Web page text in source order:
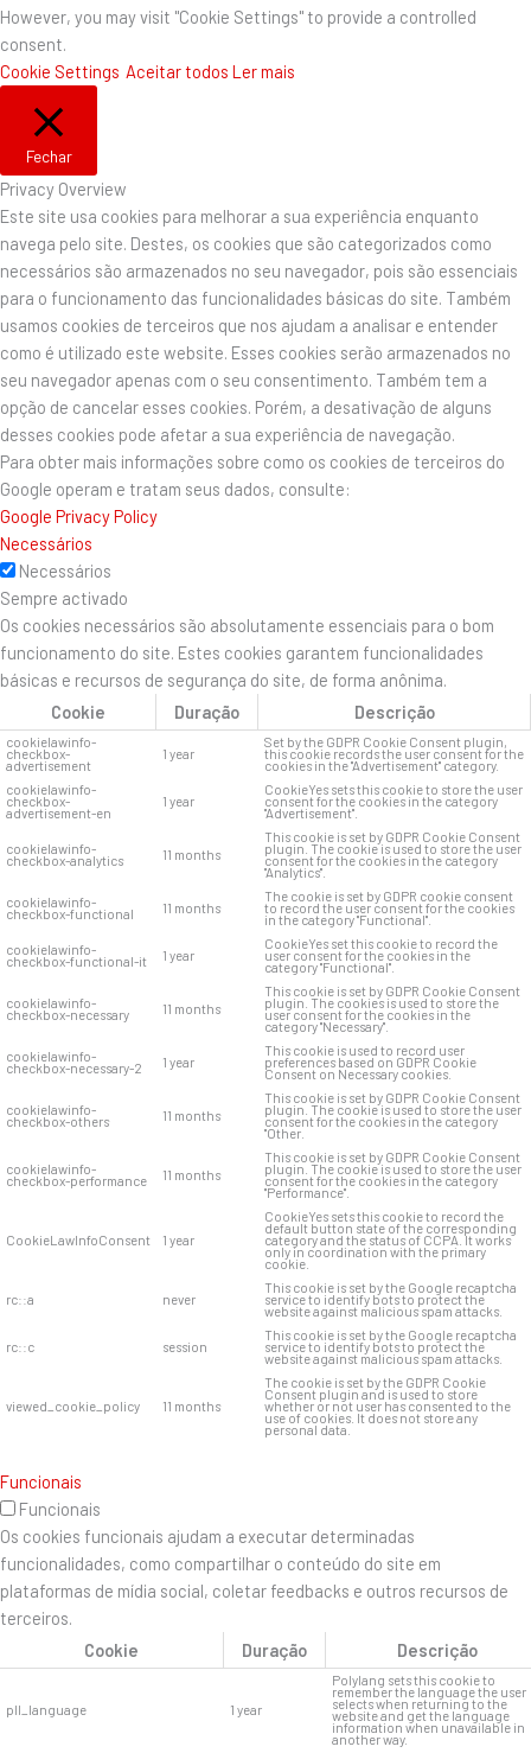
However, you may visit "Cookie Settings" to provide a controlled
consent.
Cookie Settings Aceitar todos Ler mais
Fechar
Privacy Overview
Este site usa cookies para melhorar a sua experiência enquanto
navega pelo site. Destes, os cookies que são categorizados como
necessários são armazenados no seu navegador, pois são essenciais
para o funcionamento das funcionalidades básicas do site. Também
usamos cookies de terceiros que nos ajudam a analisar e entender
como é utilizado este website. Esses cookies serão armazenados no
seu navegador apenas com o seu consentimento. Também tem a
opção de cancelar esses cookies. Porém, a desativação de alguns
desses cookies pode afetar a sua experiência de navegação.
Para obter mais informações sobre como os cookies de terceiros do
Google operam e tratam seus dados, consulte:
Google Privacy Policy
Necessários
Necessários
Sempre activado
Os cookies necessários são absolutamente essenciais para o bom
funcionamento do site. Estes cookies garantem funcionalidades
básicas e recursos de segurança do site, de forma anônima.
Cookie
Duração Descrição
cookielawinfo-
checkbox-
advertisement
1 year
Set by the GDPR Cookie Consent plugin,
this cookie records the user consent for the
cookies in the "Advertisement" category.
cookielawinfo-
checkbox-
advertisement-en
1 year
CookieYes sets this cookie to store the user
consent for the cookies in the category
"Advertisement".
cookielawinfo-
checkbox-analytics 11 months
This cookie is set by GDPR Cookie Consent
plugin. The cookie is used to store the user
consent for the cookies in the category
"Analytics".
cookielawinfo-
checkbox-functional 11 months
The cookie is set by GDPR cookie consent
to record the user consent for the cookies
in the category "Functional".
cookielawinfo-
checkbox-functional-it 1 year
CookieYes set this cookie to record the
user consent for the cookies in the
category "Functional".
cookielawinfo-
checkbox-necessary 11 months
This cookie is set by GDPR Cookie Consent
plugin. The cookies is used to store the
user consent for the cookies in the
category "Necessary".
cookielawinfo-
checkbox-necessary-2 1 year
This cookie is used to record user
preferences based on GDPR Cookie
Consent on Necessary cookies.
cookielawinfo-
checkbox-others 11 months
This cookie is set by GDPR Cookie Consent
plugin. The cookie is used to store the user
consent for the cookies in the category
"Other.
cookielawinfo-
checkbox-performance 11 months
This cookie is set by GDPR Cookie Consent
plugin. The cookie is used to store the user
consent for the cookies in the category
"Performance".
CookieLawInfoConsent 1 year
CookieYes sets this cookie to record the
default button state of the corresponding
category and the status of CCPA. It works
only in coordination with the primary
cookie.
rc::a never
This cookie is set by the Google recaptcha
service to identify bots to protect the
website against malicious spam attacks.
rc::c session
This cookie is set by the Google recaptcha
service to identify bots to protect the
website against malicious spam attacks.
viewed_cookie_policy 11 months
The cookie is set by the GDPR Cookie
Consent plugin and is used to store
whether or not user has consented to the
use of cookies. It does not store any
personal data.
Funcionais
Funcionais
Os cookies funcionais ajudam a executar determinadas
funcionalidades, como compartilhar o conteúdo do site em
plataformas de mídia social, coletar feedbacks e outros recursos de
terceiros.
Cookie
Duração Descrição
pll_language 1 year
Polylang sets this cookie to
remember the language the user
selects when returning to the
website and get the language
information when unavailable in
another way.